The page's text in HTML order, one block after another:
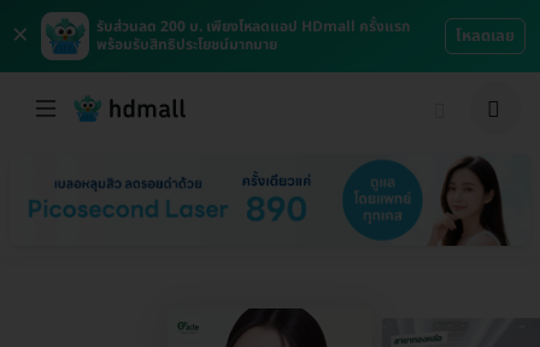
×
รับส่วนลด 200 บ. เพียงโหลดแอป HDmall ครั้งแรก
พร้อมรับสิทธิประโยชน์มากมาย
โหลดเลย